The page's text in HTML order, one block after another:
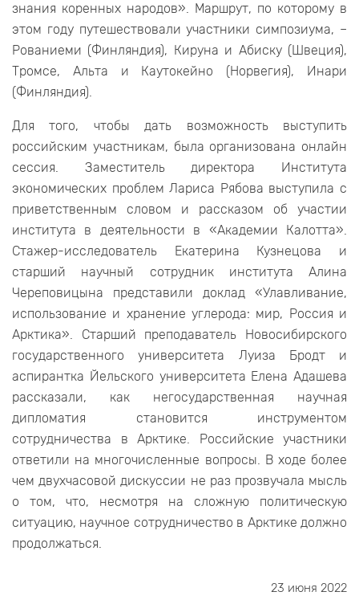
знания коренных народов». Маршрут, по которому в
этом году путешествовали участники симпозиума, –
Рованиеми (Финляндия), Кируна и Абиску (Швеция),
Тромсе, Альта и Каутокейно (Норвегия), Инари
(Финляндия).
Для того, чтобы дать возможность выступить
российским участникам, была организована онлайн
сессия. Заместитель директора Института
экономических проблем Лариса Рябова выступила с
приветственным словом и рассказом об участии
института в деятельности в «Академии Калотта».
Стажер-исследователь Екатерина Кузнецова и
старший научный сотрудник института Алина
Череповицына представили доклад «Улавливание,
использование и хранение углерода: мир, Россия и
Арктика». Старший преподаватель Новосибирского
государственного университета Луиза Бродт и
аспирантка Йельского университета Елена Адашева
рассказали, как негосударственная научная
дипломатия становится инструментом
сотрудничества в Арктике. Российские участники
ответили на многочисленные вопросы. В ходе более
чем двухчасовой дискуссии не раз прозвучала мысль
о том, что, несмотря на сложную политическую
ситуацию, научное сотрудничество в Арктике должно
продолжаться.
23 июня 2022